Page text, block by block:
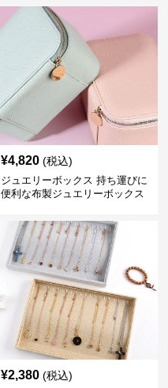
¥4,820 (税込)
ジュエリーボックス 持ち運びに
便利な布製ジュエリーボックス
¥2,380 (税込)